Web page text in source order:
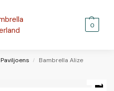
0
Paviljoens /
Bambrella Alize